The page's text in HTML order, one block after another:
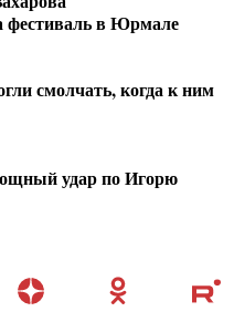
фестиваль в Юрмале
смолчать, когда к ним
удар по Игорю